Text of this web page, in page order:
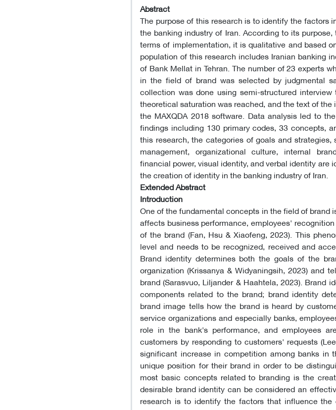
Abstract
The purpose of this research is to identify the factors
the banking industry of Iran. According to its
terms of implementation, it is qualitative and based
population of this research includes Iranian banking
of Bank Mellat in Tehran. The number of 23 experts
in the field of brand was selected by judgmental
collection was done using semi-structured
theoretical saturation was reached, and the text of
the MAXQDA 2018 software. Data analysis led to
findings including 130 primary codes, 33 concepts,
this research, the categories of goals and
management, organizational culture, internal
financial power, visual identity, and verbal identity
the creation of identity in the banking industry of Iran.
Extended Abstract
Introduction
One of the fundamental concepts in the field of brand
affects business performance, employees'
of the brand (Fan, Hsu & Xiaofeng, 2023). This
level and needs to be recognized, received and
Brand identity determines both the goals of the
organization (Krissanya & Widyaningsih, 2023) and
brand (Sarasvuo, Liljander & Haahtela, 2023). Brand
components related to the brand; brand identity
brand image tells how the brand is heard by
service organizations and especially banks,
role in the bank's performance, and employees
customers by responding to customers' requests
significant increase in competition among banks in
unique position for their brand in order to be
most basic concepts related to branding is the
desirable brand identity can be considered an
research is to identify the factors that influence